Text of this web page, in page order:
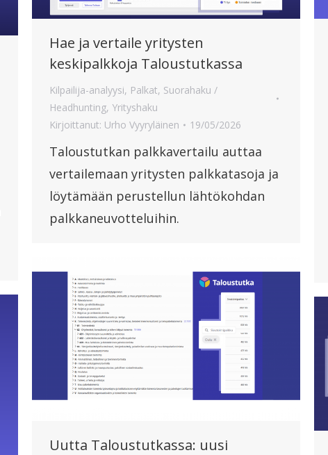
Hae ja vertaile yritysten
keskipalkkoja Taloustutkassa
Kilpailija-analyysi, Palkat, Suorahaku /
Headhunting, Yrityshaku
Kirjoittanut: Urho Vyyryläinen 19/05/2026
Taloustutkan palkkavertailu auttaa
vertailemaan yritysten palkkatasoja ja
löytämään perustellun lähtökohdan
palkkaneuvotteluihin.
Uutta Taloustutkassa: uusi